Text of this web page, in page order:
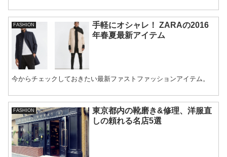
FASHION
手軽にオシャレ！ ZARAの2016
年春夏最新アイテム
今からチェックしておきたい最新ファストファッションアイテム。
FASHION
東京都内の靴磨き&修理、洋服直
しの頼れる名店5選